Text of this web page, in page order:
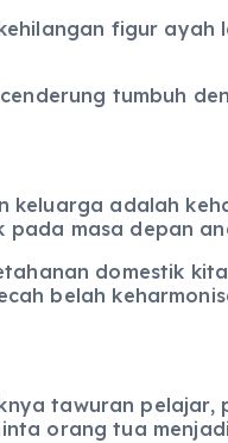
figur
tumbuh
keluarga adalah
pada masa depan
domestik
belah
tawuran
orang tua